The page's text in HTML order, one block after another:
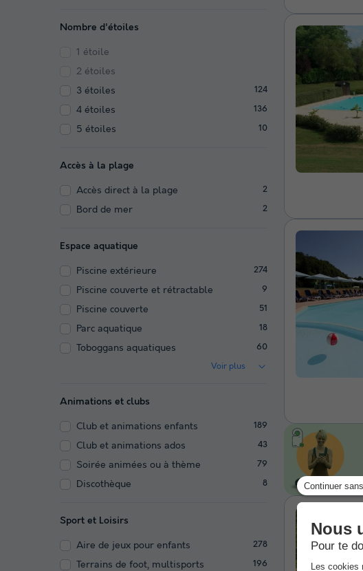
Nombre d'étoiles
1 étoile
2 étoiles
3 étoiles
124
4 étoiles 136
5 étoiles 10
Accès à la plage
Accès direct à la plage 2
Bord de mer 2
Espace aquatique
Piscine extérieure 274
Piscine couverte et rétractable 9
Piscine couverte 51
Parc aquatique 18
Toboggans aquatiques 60
Voir plus
Animations et clubs
Club et animations enfants 189
Club et animations ados 43
Soirée animées ou à thème 79
Discothèque 8
Sport et Loisirs
Aire de jeux pour enfants 278
Terrains de foot, multisports 196